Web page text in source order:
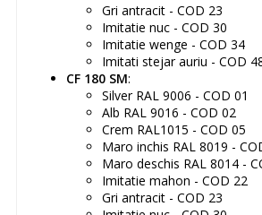
Gri antracit - COD 23
Imitatie nuc - COD 30
Imitatie wenge - COD 34
Imitati stejar auriu - COD
CF 180 SM:
Silver RAL 9006 - COD 01
Alb RAL 9016 - COD 02
Crem RAL1015 - COD 05
Maro inchis RAL 8019 -
Maro deschis RAL 8014 -
Imitatie mahon - COD 22
Gri antracit - COD 23